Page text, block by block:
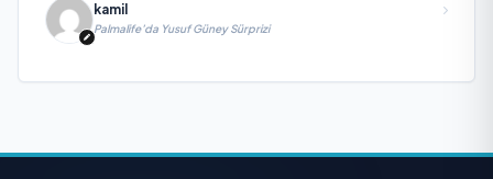
kamil
Palmalife’da Yusuf Güney Sürprizi